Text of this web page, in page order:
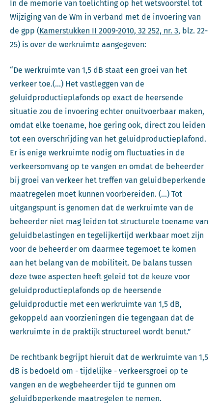
In de memorie van toelichting op het wetsvoorstel tot
Wijziging van de Wm in verband met de invoering van
de gpp (Kamerstukken II 2009-2010, 32 252, nr. 3, blz. 22-
25) is over de werkruimte aangegeven:
“De werkruimte van 1,5 dB staat een groei van het
verkeer toe.(…) Het vastleggen van de
geluidproductieplafonds op exact de heersende
situatie zou de invoering echter onuitvoerbaar maken,
omdat elke toename, hoe gering ook, direct zou leiden
tot een overschrijding van het geluidproductieplafond.
Er is enige werkruimte nodig om fluctuaties in de
verkeersomvang op te vangen en omdat de beheerder
bij groei van verkeer het treffen van geluidbeperkende
maatregelen moet kunnen voorbereiden. (…) Tot
uitgangspunt is genomen dat de werkruimte van de
beheerder niet mag leiden tot structurele toename van
geluidbelastingen en tegelijkertijd werkbaar moet zijn
voor de beheerder om daarmee tegemoet te komen
aan het belang van de mobiliteit. De balans tussen
deze twee aspecten heeft geleid tot de keuze voor
geluidproductieplafonds op de heersende
geluidproductie met een werkruimte van 1,5 dB,
gekoppeld aan voorzieningen die tegengaan dat de
werkruimte in de praktijk structureel wordt benut.”
De rechtbank begrijpt hieruit dat de werkruimte van 1,5
dB is bedoeld om - tijdelijke - verkeersgroei op te
vangen en de wegbeheerder tijd te gunnen om
geluidbeperkende maatregelen te nemen.